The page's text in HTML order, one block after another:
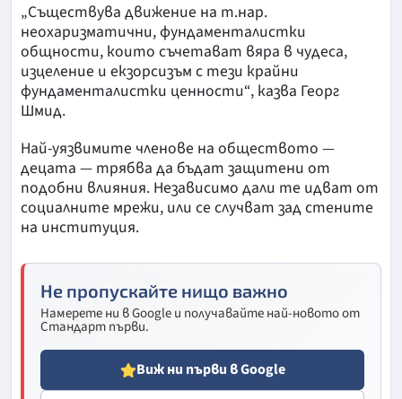
„Съществува движение на т.нар.
неохаризматични, фундаменталистки
общности, които съчетават вяра в чудеса,
изцеление и екзорсизъм с тези крайни
фундаменталистки ценности“, казва Георг
Шмид.
Най-уязвимите членове на обществото —
децата — трябва да бъдат защитени от
подобни влияния. Независимо дали те идват от
социалните мрежи, или се случват зад стените
на институция.
Не пропускайте нищо важно
Намерете ни в Google и получавайте най-новото от
Стандарт първи.
Виж ни първи в Google